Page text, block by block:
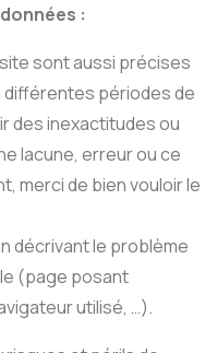
:
sont aussi précises
différentes périodes de
des inexactitudes ou
lacune, erreur ou ce
merci de bien vouloir le
décrivant le problème
(page posant
utilisé, …).